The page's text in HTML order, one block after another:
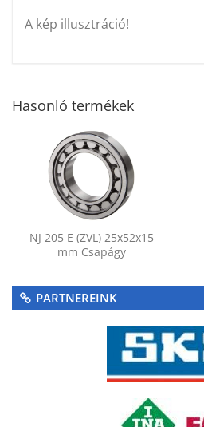
A kép illusztráció!
Hasonló termékek
NJ 205 E (ZVL) 25x52x15
mm Csapágy
PARTNEREINK